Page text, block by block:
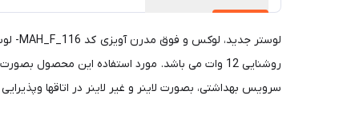
روشنایی 12 وات می باشد. مورد استفاده این
سرویس بهداشتی، بصورت لاینر و غیر لاینر در اتاقها وپذیرایی و همچنین با ترکیب